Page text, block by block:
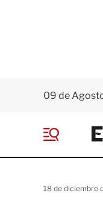
09 de
e
18 de diciembre